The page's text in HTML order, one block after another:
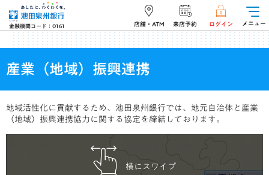
金融機関コード：0161 店舗・ATM 来店予約 ログイン メニュー
産業（地域）振興連携
地域活性化に貢献するため、池田泉州銀行では、地元自治体と産業
（地域）振興連携協力に関する協定を締結しております。
横にスワイプ